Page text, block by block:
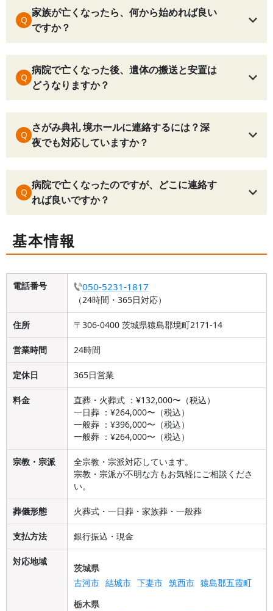
Q
家族が亡くなったら、何から始めれば良い
ですか？
Q
病院で亡くなった後、遺体の搬送と安置は
どうなりますか？
Q
さがみ典礼 境ホールに連絡するには？深
夜でも対応していますか？
Q
病院で亡くなったのですが、どこに連絡す
れば良いですか？
基本情報
電話番号 050-5231-1817
（24時間・365日対応）
住所 〒306-0400 茨城県猿島郡境町2171-14
営業時間 24時間
定休日 365日営業
料金
直葬・火葬式 ：¥132,000〜（税込）
一日葬 ：¥264,000〜（税込）
一般葬 ：¥396,000〜（税込）
一般葬 ：¥264,000〜（税込）
宗教・宗派
全宗教・宗派対応しています。
宗教・宗派が不明な方もお気軽にご相談くださ
い。
葬儀形態 火葬式・一日葬・家族葬・一般葬
支払方法 銀行振込・現金
対応地域
茨城県
古河市 結城市 下妻市 筑西市 猿島郡五霞町
栃木県